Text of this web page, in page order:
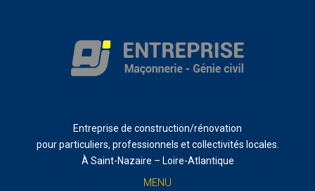
Entreprise de construction/rénovation
pour particuliers, professionnels et collectivités locales.
À Saint-Nazaire – Loire-Atlantique
MENU